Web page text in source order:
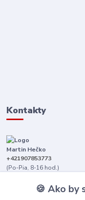
Kontakty
Martin Hečko
+421907853773
(Po-Pia, 8-16 hod.)
senica@dizajnkamen.sk
🍪 Ako by